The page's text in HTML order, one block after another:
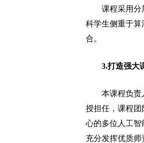
课程采用分层
科学生侧重于
合。
3.打造强大
本课程负责人
授担任，课程团
心的多位人工智
充分发挥优质师